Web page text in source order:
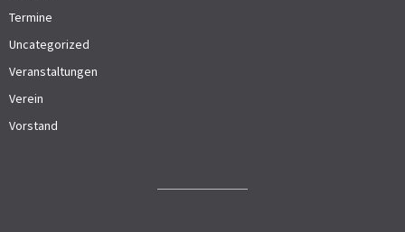
Termine
Uncategorized
Veranstaltungen
Verein
Vorstand